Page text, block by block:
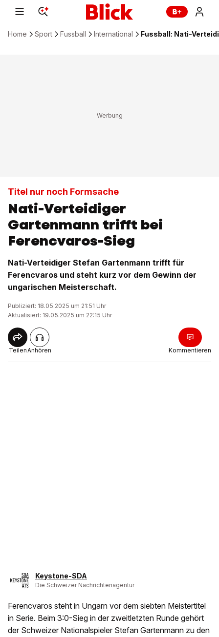
Home Sport Fussball International Fussball: Nati-
Titel nur noch Formsache
Nati-Verteidiger
Gartenmann trifft bei
Ferencvaros-Sieg
Nati-Verteidiger Stefan Gartenmann trifft für
Ferencvaros und steht kurz vor dem Gewinn der
ungarischen Meisterschaft.
Publiziert: 18.05.2025 um 21:51 Uhr
Aktualisiert: 19.05.2025 um 22:15 Uhr
TeilenAnhören Kommentieren
Keystone-SDA
Die Schweizer Nachrichtenagentur
Ferencvaros steht in Ungarn vor dem siebten Meistertitel
in Serie. Beim 3:0-Sieg in der zweitletzten Runde gehört
der Schweizer Nationalspieler Stefan Gartenmann zu den